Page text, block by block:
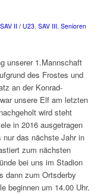
SAV II / U23, SAV III, Senioren
unserer 1.Mannschaft
des Frostes und
an der Konrad-
unsere Elf am letzten
wird steht
in 2016 ausgetragen
das nächste Jahr in
zum nächsten
bei uns im Stadion
dann zum Ortsderby
beginnen um 14.00 Uhr.